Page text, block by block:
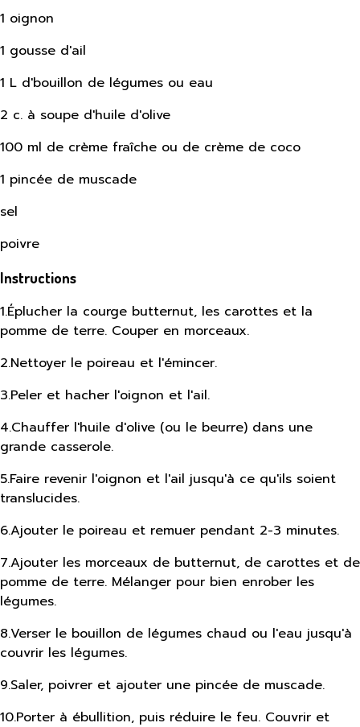
1 oignon
1 gousse d'ail
1 L d'bouillon de légumes ou eau
2 c. à soupe d'huile d'olive
100 ml de crème fraîche ou de crème de coco
1 pincée de muscade
sel
poivre
Instructions
1.Éplucher la courge butternut, les carottes et la
pomme de terre. Couper en morceaux.
2.Nettoyer le poireau et l'émincer.
3.Peler et hacher l'oignon et l'ail.
4.Chauffer l'huile d'olive (ou le beurre) dans une
grande casserole.
5.Faire revenir l'oignon et l'ail jusqu'à ce qu'ils soient
translucides.
6.Ajouter le poireau et remuer pendant 2-3 minutes.
7.Ajouter les morceaux de butternut, de carottes et de
pomme de terre. Mélanger pour bien enrober les
légumes.
8.Verser le bouillon de légumes chaud ou l'eau jusqu'à
couvrir les légumes.
9.Saler, poivrer et ajouter une pincée de muscade.
10.Porter à ébullition, puis réduire le feu. Couvrir et